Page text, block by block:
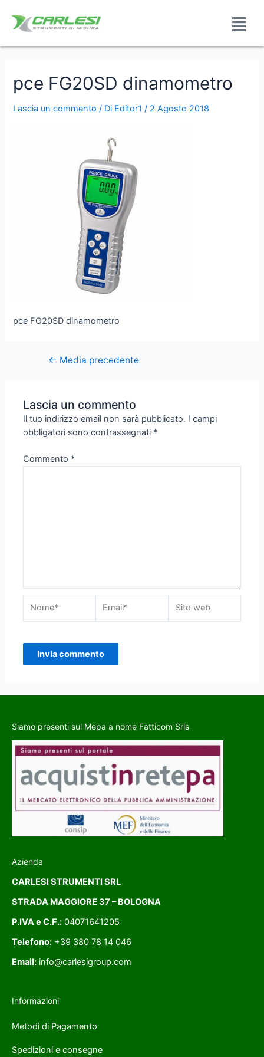
pce FG20SD dinamometro
Lascia un commento / Di Editor1 / 2 Agosto 2018
pce FG20SD dinamometro
← Media precedente
Lascia un commento
Il tuo indirizzo email non sarà pubblicato. I campi
obbligatori sono contrassegnati *
Commento *
Siamo presenti sul Mepa a nome Fatticom Srls
Azienda
CARLESI STRUMENTI SRL
STRADA MAGGIORE 37 – BOLOGNA
P.IVA e C.F.: 04071641205
Telefono: +39 380 78 14 046
Email: info@carlesigroup.com
Informazioni
Metodi di Pagamento
Spedizioni e consegne